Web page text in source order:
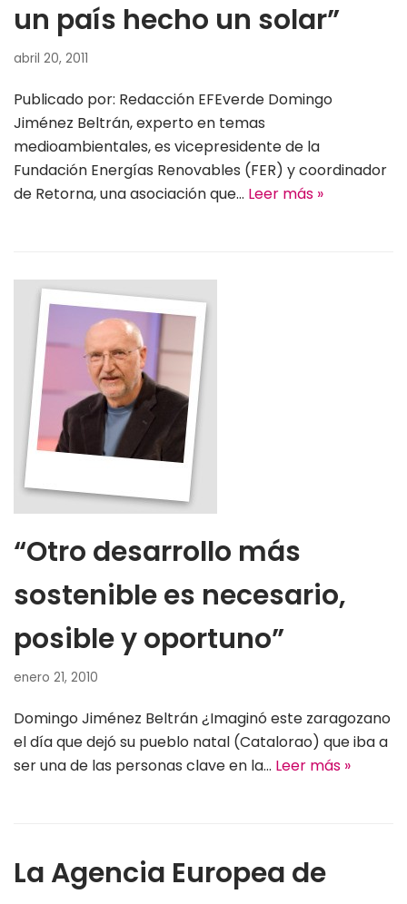
un país hecho un solar”
abril 20, 2011
Publicado por: Redacción EFEverde Domingo
Jiménez Beltrán, experto en temas
medioambientales, es vicepresidente de la
Fundación Energías Renovables (FER) y coordinador
de Retorna, una asociación que… Leer más »
“Otro desarrollo más
sostenible es necesario,
posible y oportuno”
enero 21, 2010
Domingo Jiménez Beltrán ¿Imaginó este zaragozano
el día que dejó su pueblo natal (Catalorao) que iba a
ser una de las personas clave en la… Leer más »
La Agencia Europea de